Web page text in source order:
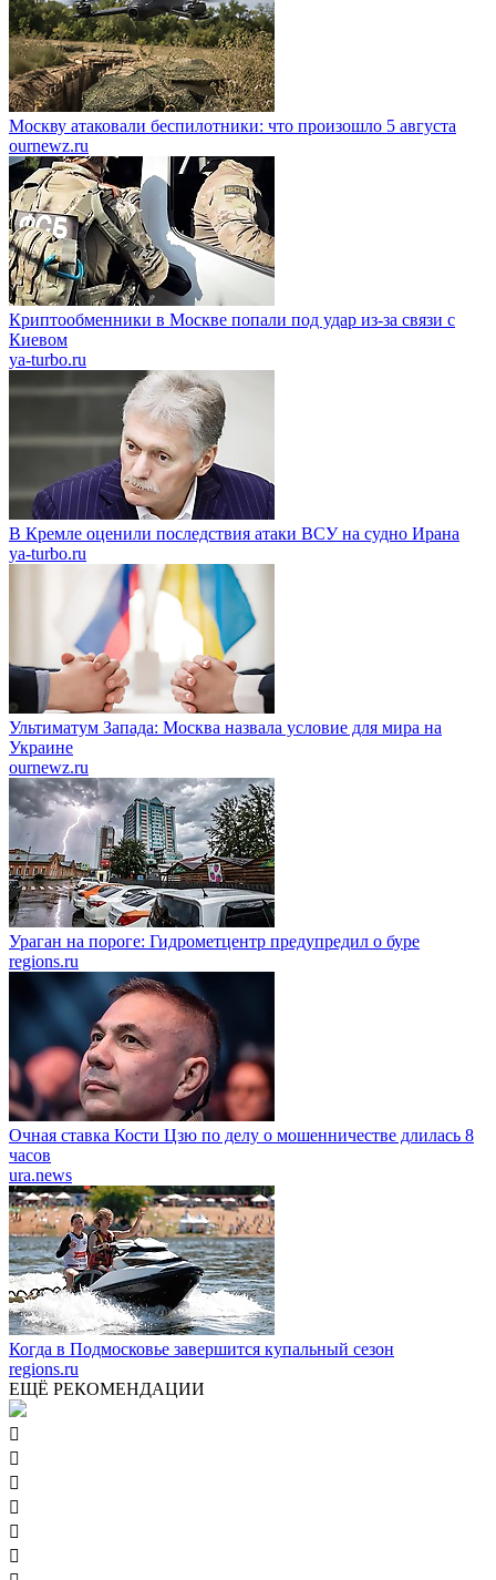
Москву атаковали беспилотники: что произошло 5 августа
ournewz.ru
Криптообменники в Москве попали под удар из-за связи с
Киевом
ya-turbo.ru
В Кремле оценили последствия атаки ВСУ на судно Ирана
ya-turbo.ru
Ультиматум Запада: Москва назвала условие для мира на
Украине
ournewz.ru
Ураган на пороге: Гидрометцентр предупредил о буре
regions.ru
Очная ставка Кости Цзю по делу о мошенничестве длилась 8
часов
ura.news
Когда в Подмосковье завершится купальный сезон
regions.ru
ЕЩЁ РЕКОМЕНДАЦИИ





